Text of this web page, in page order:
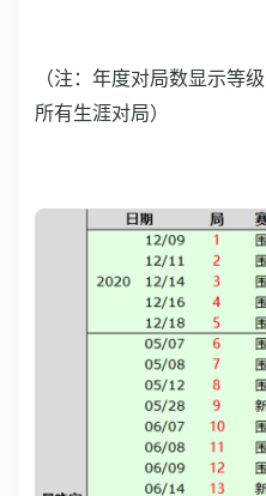
（注：年度对局数显示等
所有生涯对局）